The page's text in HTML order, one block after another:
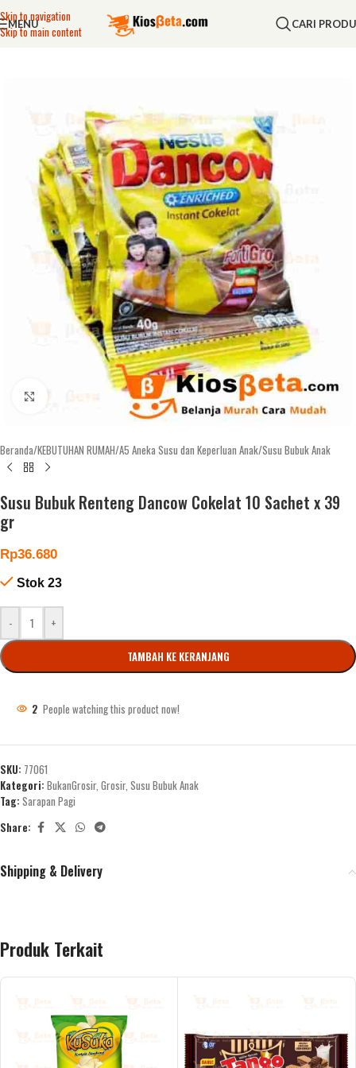
Skip to navigation
Skip to main content
MENU CARI
Click to enlarge
Beranda/KEBUTUHAN RUMAH/A5 Aneka Susu dan Keperluan Anak/Susu Bubuk Anak
Susu Bubuk Renteng Dancow Cokelat 10 Sachet x 39
gr
Rp36.680
Stok 23
- +
TAMBAH KE KERANJANG
2 People watching this product now!
SKU: 77061
Kategori: BukanGrosir, Grosir, Susu Bubuk Anak
Tag: Sarapan Pagi
Share:
Shipping & Delivery
Produk Terkait